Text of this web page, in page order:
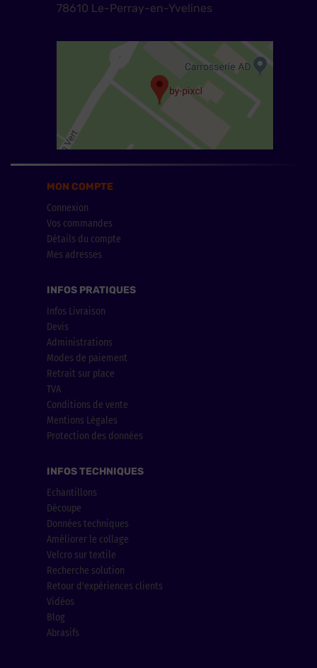
78610 Le-Perray-en-Yvelines
MON COMPTE
Connexion
Vos commandes
Détails du compte
Mes adresses
INFOS PRATIQUES
Infos Livraison
Devis
Administrations
Modes de paiement
Retrait sur place
TVA
Conditions de vente
Mentions Légales
Protection des données
INFOS TECHNIQUES
Echantillons
Découpe
Données techniques
Améliorer le collage
Velcro sur textile
Recherche solution
Retour d'expériences clients
Vidéos
Blog
Abrasifs